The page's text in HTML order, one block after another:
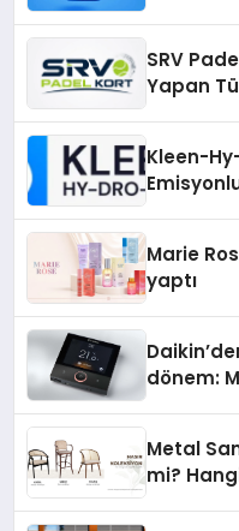
SRV
Yapan
Kleen-
Marie
yaptı
dönem:
Metal
mi?